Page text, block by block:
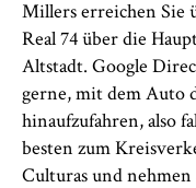
Millers erreichen Sie
Real 74 über die
Altstadt. Google
gerne, mit dem Auto
hinaufzufahren, also
besten zum
Culturas und nehmen